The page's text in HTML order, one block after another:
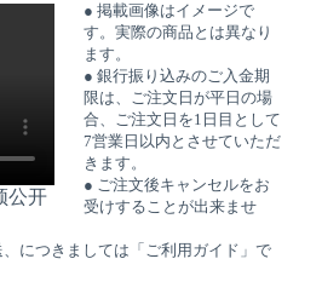
公开
● 掲載画像はイメージで
す。実際の商品とは異なり
ます。
● 銀行振り込みのご入金期
限は、ご注文日が平日の場
合、ご注文日を1日目として
7営業日以内とさせていただ
きます。
● ご注文後キャンセルをお
受けすることが出来ませ
につきましては「ご利用ガイド」で